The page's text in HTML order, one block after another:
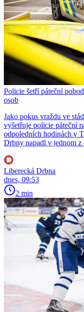
Policie šetří páteční
osob
Jako pokus vraždu ve
vyšetřuje policie páteční
odpoledních hodinách v
Drbny napadl v jednom
Liberecká Drbna
dnes, 09:53
2 min